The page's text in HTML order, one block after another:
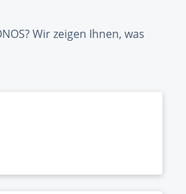
Wir zeigen Ihnen, was